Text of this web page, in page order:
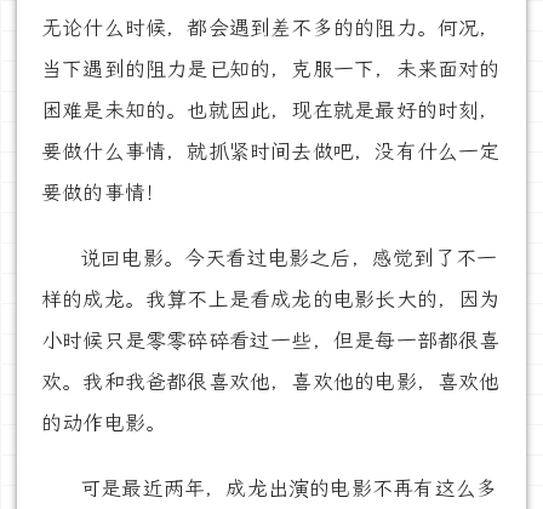
无论什么时候，都会遇到差不多的的阻力。何况，
当下遇到的阻力是已知的，克服一下，未来面对的
困难是未知的。也就因此，现在就是最好的时刻，
要做什么事情，就抓紧时间去做吧，没有什么一定
要做的事情！
说回电影。今天看过电影之后，感觉到了不一
样的成龙。我算不上是看成龙的电影长大的，因为
小时候只是零零碎碎看过一些，但是每一部都很喜
欢。我和我爸都很喜欢他，喜欢他的电影，喜欢他
的动作电影。
可是最近两年，成龙出演的电影不再有这么多